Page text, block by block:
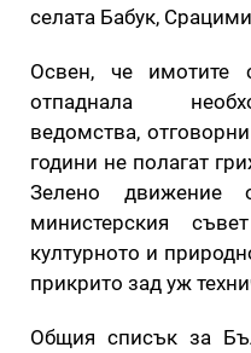
селата Бабук,
Освен, че имотите
отпаднала
ведомства,
години не полагат
Зелено движение
министерския
културното и
прикрито зад уж
Общия списък за